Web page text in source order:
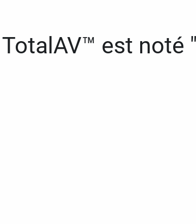
TotalAV™ est noté